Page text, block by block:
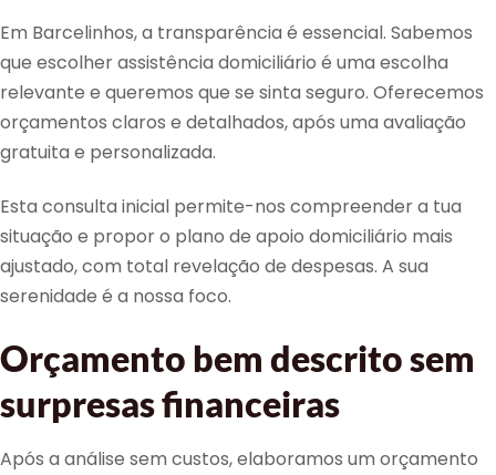
Em Barcelinhos, a transparência é essencial. Sabemos
que escolher assistência domiciliário é uma escolha
relevante e queremos que se sinta seguro. Oferecemos
orçamentos claros e detalhados, após uma avaliação
gratuita e personalizada.
Esta consulta inicial permite-nos compreender a tua
situação e propor o plano de apoio domiciliário mais
ajustado, com total revelação de despesas. A sua
serenidade é a nossa foco.
Orçamento bem descrito sem
surpresas financeiras
Após a análise sem custos, elaboramos um orçamento